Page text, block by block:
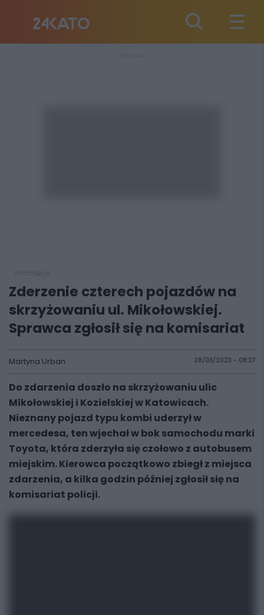
Zderzenie czterech pojazdów na
skrzyżowaniu ul. Mikołowskiej.
Sprawca zgłosił się na komisariat
Martyna Urban 28/03/2023 - 08:27
Do zdarzenia doszło na skrzyżowaniu ulic
Mikołowskiej i Kozielskiej w Katowicach.
Nieznany pojazd typu kombi uderzył w
mercedesa, ten wjechał w bok samochodu marki
Toyota, która zderzyła się czołowo z autobusem
miejskim. Kierowca początkowo zbiegł z miejsca
zdarzenia, a kilka godzin później zgłosił się na
komisariat policji.